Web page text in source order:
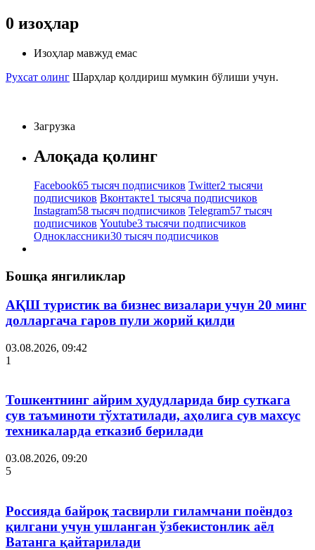
0 изоҳлар
Изоҳлар мавжуд емас
Рухсат олинг Шарҳлар қолдириш мумкин бўлиши учун.
Загрузка
Алоқада қолинг
Facebook65 тысяч подписчиков Twitter2 тысячи
подписчиков Вконтакте1 тысяча подписчиков
Instagram58 тысяч подписчиков Telegram57 тысяч
подписчиков Youtube3 тысячи подписчиков
Одноклассники30 тысяч подписчиков
Бошқа янгиликлар
АҚШ туристик ва бизнес визалари учун 20 минг
долларгача гаров пули жорий қилди
03.08.2026, 09:42
1
Тошкентнинг айрим ҳудудларида бир суткага
сув таъминоти тўхтатилади, аҳолига сув махсус
техникаларда етказиб берилади
03.08.2026, 09:20
5
Россияда байроқ тасвирли гиламчани поёндоз
қилгани учун ушланган ўзбекистонлик аёл
Ватанга қайтарилади